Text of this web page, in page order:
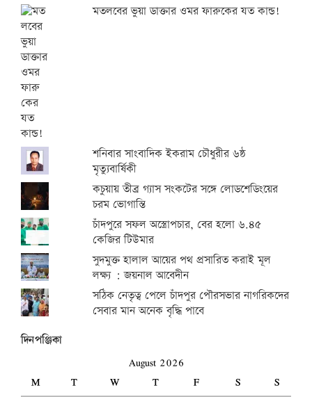
মতলবের ভুয়া ডাক্তার ওমর ফারুকের যত কান্ড!
শনিবার সাংবাদিক ইকরাম চৌধুরীর ৬ষ্ঠ
মৃত্যুবার্ষিকী
কচুয়ায় তীব্র গ্যাস সংকটের সঙ্গে লোডশেডিংয়ের
চরম ভোগান্তি
চাঁদপুরে সফল অস্ত্রোপচার, বের হলো ৬.৪৫
কেজির টিউমার
সুদমুক্ত হালাল আয়ের পথ প্রসারিত করাই মূল
লক্ষ্য : জয়নাল আবেদীন
সঠিক নেতৃত্ব পেলে চাঁদপুর পৌরসভার নাগরিকদের
সেবার মান অনেক বৃদ্ধি পাবে
দিনপঞ্জিকা
August 2026
M
T W T F S
S